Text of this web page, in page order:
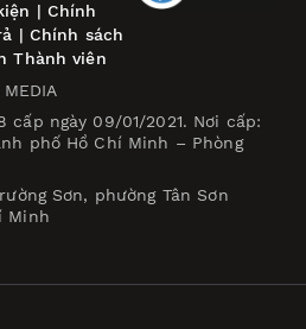
| Chính
| Chính sách
Thành viên
MEDIA
cấp ngày 09/01/2021. Nơi cấp:
phố Hồ Chí Minh – Phòng
Sơn, phường Tân Sơn
Minh